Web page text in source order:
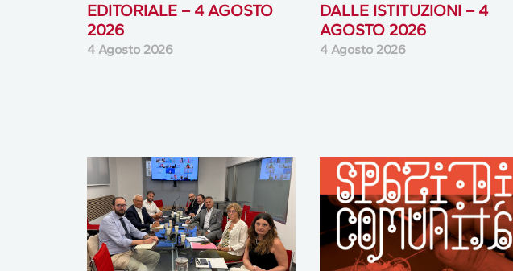
EDITORIALE – 4 AGOSTO
2026
4 Agosto 2026
DALLE ISTITUZIONI – 4
AGOSTO 2026
4 Agosto 2026